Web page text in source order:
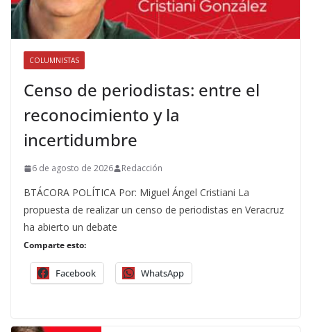
COLUMNISTAS
Censo de periodistas: entre el
reconocimiento y la
incertidumbre
6 de agosto de 2026 Redacción
BTÁCORA POLÍTICA Por: Miguel Ángel Cristiani La
propuesta de realizar un censo de periodistas en Veracruz
ha abierto un debate
Comparte esto:
Facebook WhatsApp